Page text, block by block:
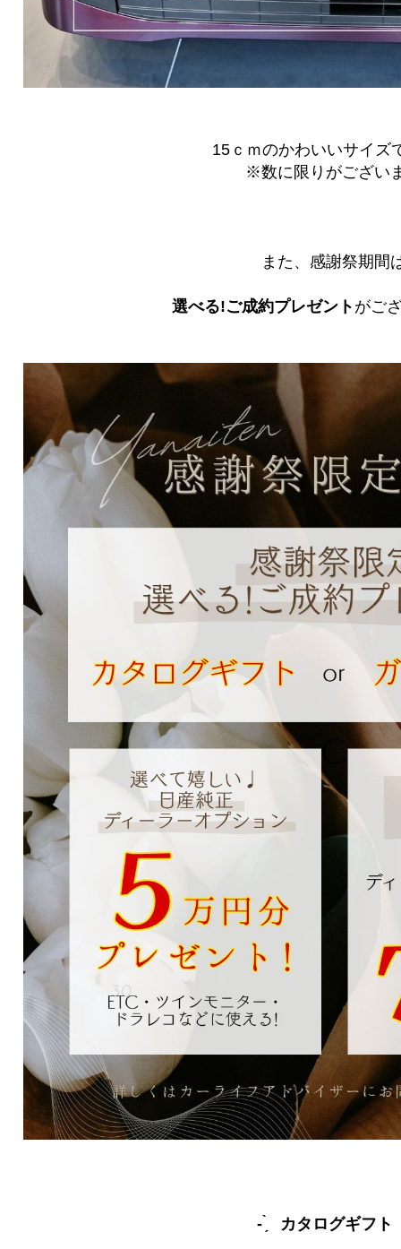
15ｃｍのかわいいサイズ
※数に限りがござい
また、感謝祭期間
選べる!ご成約プレゼント がご
- ̗̀ カタログギフ